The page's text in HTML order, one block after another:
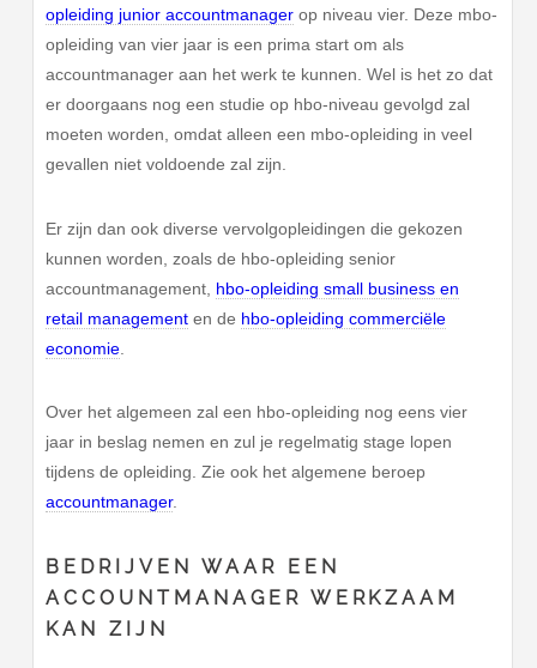
opleiding junior accountmanager op niveau vier. Deze mbo-
opleiding van vier jaar is een prima start om als
accountmanager aan het werk te kunnen. Wel is het zo dat
er doorgaans nog een studie op hbo-niveau gevolgd zal
moeten worden, omdat alleen een mbo-opleiding in veel
gevallen niet voldoende zal zijn.
Er zijn dan ook diverse vervolgopleidingen die gekozen
kunnen worden, zoals de hbo-opleiding senior
accountmanagement, hbo-opleiding small business en
retail management en de hbo-opleiding commerciële
economie
Over het algemeen zal een hbo-opleiding nog eens vier
jaar in beslag nemen en zul je regelmatig stage lopen
tijdens de opleiding. Zie ook het algemene beroep
accountmanager.
BEDRIJVEN WAAR EEN
ACCOUNTMANAGER WERKZAAM
KAN ZIJN